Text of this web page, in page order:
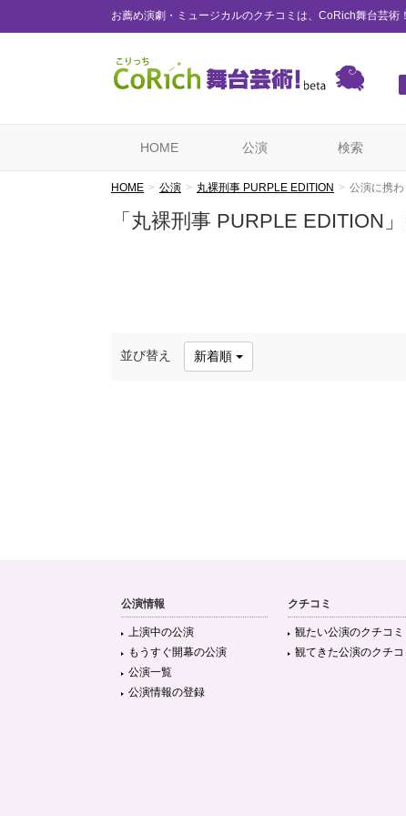
お薦め演劇・ミュージカルのクチコミは、CoRich舞台芸術！
HOME 公演 検索
HOME 公演 丸裸刑事 PURPLE EDITION 公演に携
「丸裸刑事 PURPLE EDITION
並び替え 新着順
公演情報
上演中の公演
もうすぐ開幕の公演
公演一覧
公演情報の登録
クチコミ
観たい公演のクチコミ
観てきた公演のクチコ